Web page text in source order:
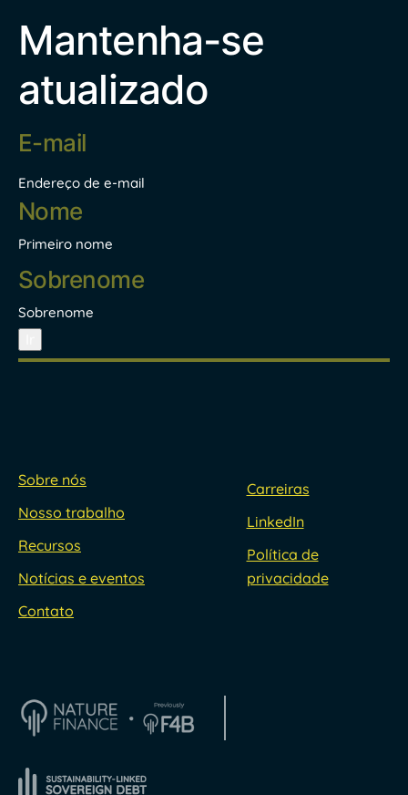
Mantenha-se
atualizado
Endereço
de
mail*
Endereço de e-mail
Nome
Primeiro nome
Sobrenome
Sobre nós
Nosso trabalho
Recursos
Notícias e eventos
Contato
Carreiras
LinkedIn
Política de
privacidade